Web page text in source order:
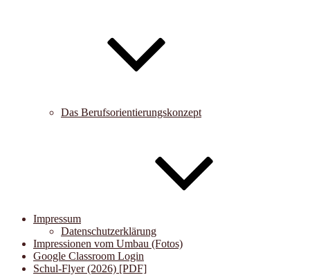
Das Berufsorientierungskonzept
Impressum
Datenschutzerklärung
Impressionen vom Umbau (Fotos)
Google Classroom Login
Schul-Flyer (2026) [PDF]